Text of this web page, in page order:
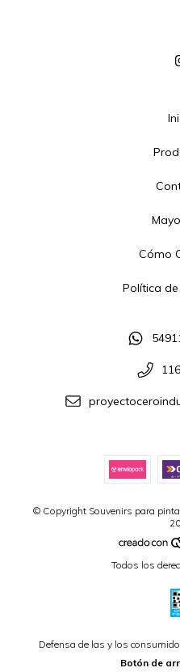
Cómo
Política
© Copyright Souvenirs para
Todos los
Defensa de las y los
Botón de